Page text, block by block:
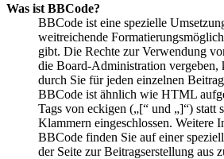
Was ist BBCode?
BBCode ist eine spezielle
weitreichende
gibt. Die Rechte zur Verwendung
die Board-Administration vergeben,
durch Sie für jeden einzelnen
BBCode ist ähnlich wie HTML
Tags von eckigen („[“ und „]“) statt
Klammern eingeschlossen. Weitere
BBCode finden Sie auf einer
der Seite zur Beitragserstellung aus